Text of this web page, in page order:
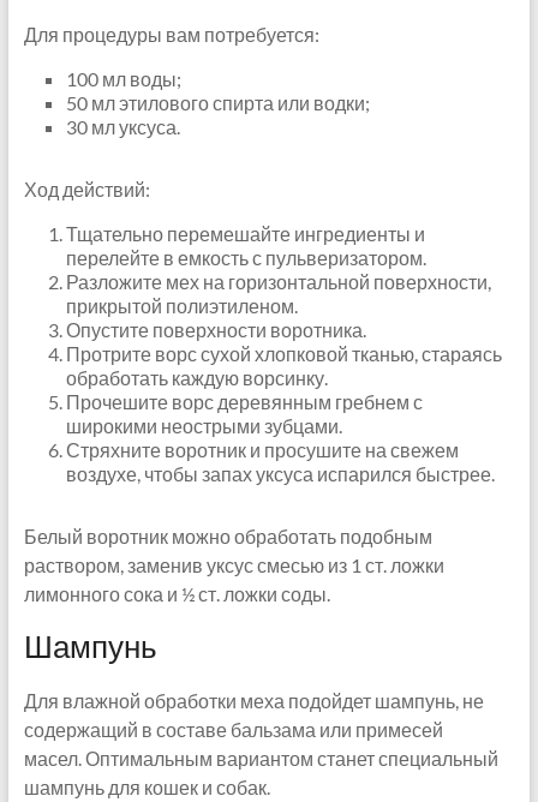
Для процедуры вам потребуется:
100 мл воды;
50 мл этилового спирта или водки;
30 мл уксуса.
Ход действий:
Тщательно перемешайте ингредиенты и
перелейте в емкость с пульверизатором.
Разложите мех на горизонтальной поверхности,
прикрытой полиэтиленом.
Опустите поверхности воротника.
Протрите ворс сухой хлопковой тканью, стараясь
обработать каждую ворсинку.
Прочешите ворс деревянным гребнем с
широкими неострыми зубцами.
Стряхните воротник и просушите на свежем
воздухе, чтобы запах уксуса испарился быстрее.
Белый воротник можно обработать подобным
раствором, заменив уксус смесью из 1 ст. ложки
лимонного сока и ½ ст. ложки соды.
Шампунь
Для влажной обработки меха подойдет шампунь, не
содержащий в составе бальзама или примесей
масел. Оптимальным вариантом станет специальный
шампунь для кошек и собак.